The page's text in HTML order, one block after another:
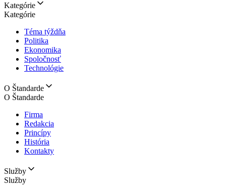
Kategórie
Kategórie
Téma týždňa
Politika
Ekonomika
Spoločnosť
Technológie
O Štandarde
O Štandarde
Firma
Redakcia
Princípy
História
Kontakty
Služby
Služby